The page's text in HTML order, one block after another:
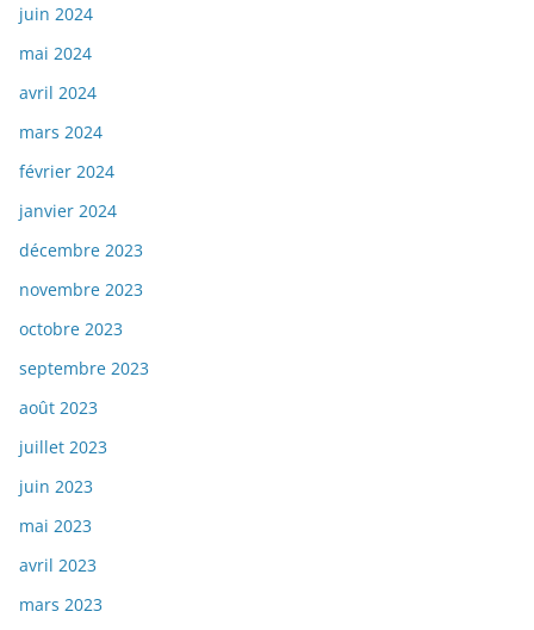
juin 2024
mai 2024
avril 2024
mars 2024
février 2024
janvier 2024
décembre 2023
novembre 2023
octobre 2023
septembre 2023
août 2023
juillet 2023
juin 2023
mai 2023
avril 2023
mars 2023